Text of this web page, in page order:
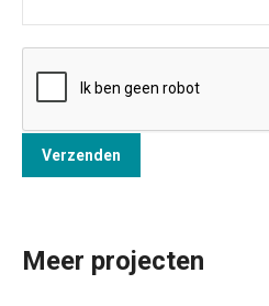
Meer projecten